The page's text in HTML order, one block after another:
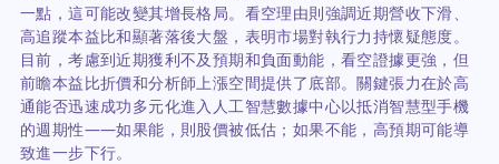
一點，這可能改變其增長格局。看空理由則強調近期營收下滑、
高追蹤本益比和顯著落後大盤，表明市場對執行力持懷疑態度。
目前，考慮到近期獲利不及預期和負面動能，看空證據更強，但
前瞻本益比折價和分析師上漲空間提供了底部。關鍵張力在於高
通能否迅速成功多元化進入人工智慧數據中心以抵消智慧型手機
的週期性——如果能，則股價被低估；如果不能，高預期可能導
致進一步下行。